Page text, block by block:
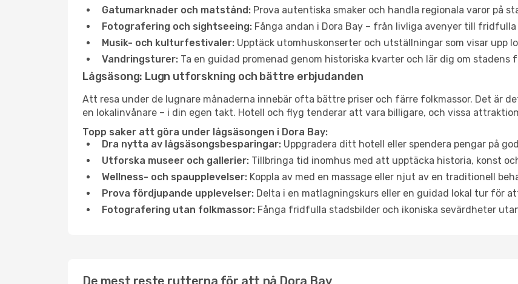
Gatumarknader och matstånd: Prova autentiska smaker och handla regionala varor på
Fotografering och sightseeing: Fånga andan i Dora Bay – från livliga avenyer till fridfulla
Musik- och kulturfestivaler: Upptäck utomhuskonserter och utställningar som visar upp
Vandringsturer: Ta en guidad promenad genom historiska kvarter och lär dig om
Lågsäsong: Lugn utforskning och bättre erbjudanden
Att resa under de lugnare månaderna innebär ofta bättre priser och färre folkmassor. Det är
en lokalinvånare – i din egen takt. Hotell och flyg tenderar att vara billigare, och vissa
Topp saker att göra under lågsäsongen i Dora Bay:
Dra nytta av lågsäsongsbesparingar: Uppgradera ditt hotell eller spendera pengar på
Utforska museer och gallerier: Tillbringa tid inomhus med att upptäcka historia, konst
Wellness- och spaupplevelser: Koppla av med en massage eller njut av en traditionell
Prova fördjupande upplevelser: Delta i en matlagningskurs eller en guidad lokal tur för
Fotografering utan folkmassor: Fånga fridfulla stadsbilder och ikoniska sevärdheter
De mest reste rutterna för att nå Dora Bay